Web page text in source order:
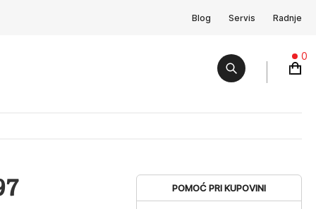
Blog Servis Radnje
0
POMOĆ PRI KUPOVINI